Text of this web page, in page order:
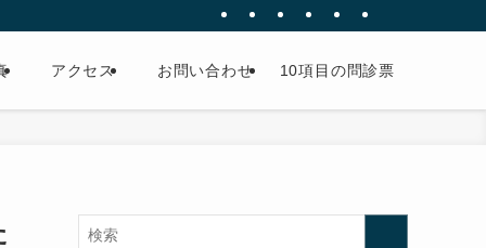
アクセス お問い合わせ 10項目の問診票